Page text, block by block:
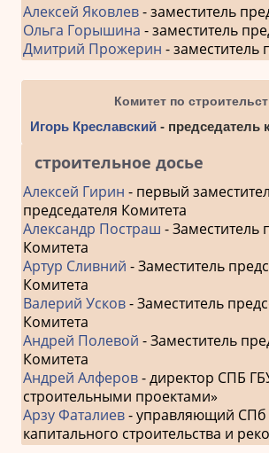
Алексей Яковлев- заместитель
Ольга Горышина - заместитель
Дмитрий Прожерин - заместитель
Комитет по
Игорь Креславский - председатель
строительное досье
Алексей Гирин - первый
председателя Комитета
Александр Постраш - Заместитель
Комитета
Артур Сливний - Заместитель
Комитета
Валерий Усков- Заместитель
Комитета
Андрей Полевой - Заместитель
Комитета
Андрей Алферов- директор СПБ
строительными проектами»
Арзу Фаталиев- управляющий СПб
капитального строительства и